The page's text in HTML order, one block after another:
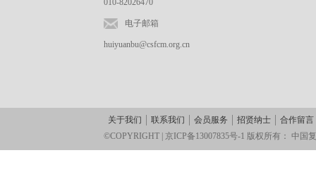
010-82026470
电子邮箱
huiyuanbu@csfcm.org.cn
关于我们 联系我们 会员服务 招贤纳士
合作留言
©COPYRIGHT | 京ICP备13007835号-1 版权所有： 中国